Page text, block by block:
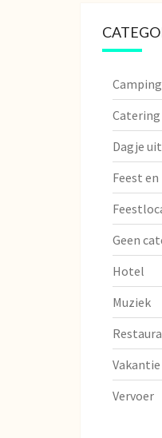
Catering
Dagje uit
Feest
Geen
Hotel
Muziek
Vakantie
Vervoer